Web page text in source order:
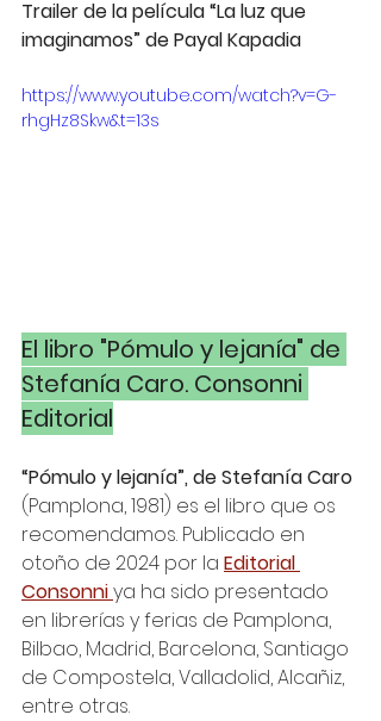
Trailer de la película “La luz que
imaginamos” de Payal Kapadia
https://www.youtube.com/watch?v=G-
rhgHz8Skw&t=13s
El libro "Pómulo y lejanía" de
Stefanía Caro. Consonni
Editorial
“Pómulo y lejanía”, de Stefanía Caro
(Pamplona, 1981) es el libro que os
recomendamos. Publicado en
otoño de 2024 por la Editorial
Consonni ya ha sido presentado
en librerías y ferias de Pamplona,
Bilbao, Madrid, Barcelona, Santiago
de Compostela, Valladolid, Alcañiz,
entre otras.